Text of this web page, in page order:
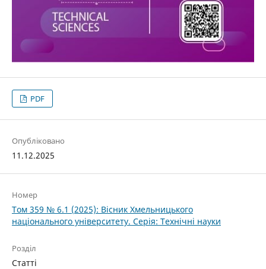
PDF
Опубліковано
11.12.2025
Номер
Том 359 № 6.1 (2025): Вісник Хмельницького
національного університету. Серія: Технічні науки
Розділ
Статті